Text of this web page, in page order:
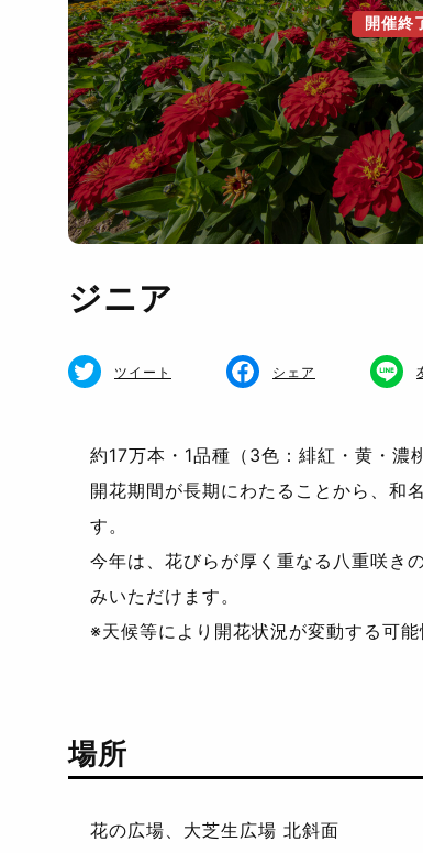
ジニア
ツイート シェア
約17万本・1品種（3色：緋紅・黄・濃
開花期間が長期にわたることから、和
す。
今年は、花びらが厚く重なる八重咲き
みいただけます。
※天候等により開花状況が変動する可能
場所
花の広場、大芝生広場 北斜面